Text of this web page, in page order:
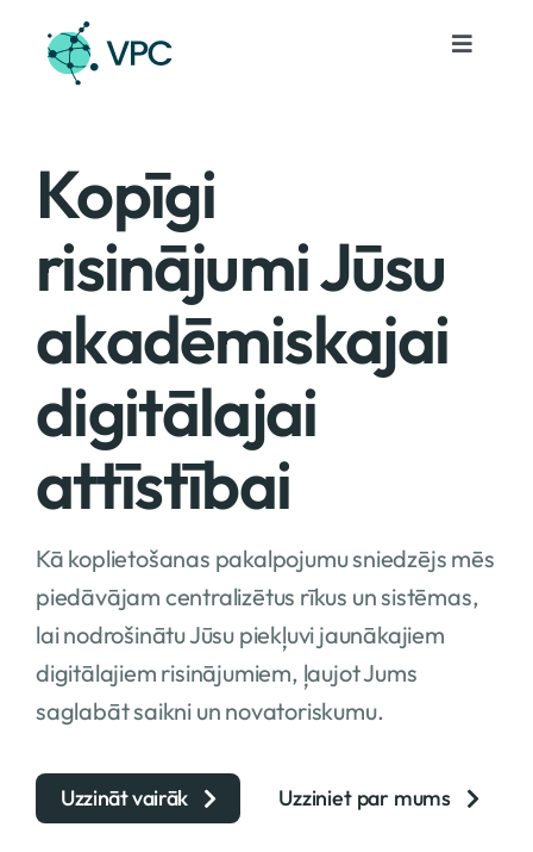
content
Toggle
Projekti
Notikumi
Par mums
Kontakti
Lv
Kopīgi
risinājumi Jūsu
akadēmiskajai
digitālajai
attīstībai
Kā koplietošanas pakalpojumu sniedzējs mēs
piedāvājam centralizētus rīkus un sistēmas,
lai nodrošinātu Jūsu piekļuvi jaunākajiem
digitālajiem risinājumiem, ļaujot Jums
saglabāt saikni un novatoriskumu.
Uzzināt vairāk Uzziniet par mums